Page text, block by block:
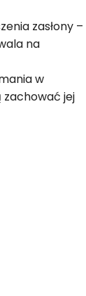
zasłony –
na
w
jej